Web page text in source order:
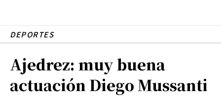
DEPORTES
Ajedrez: muy buena
actuación Diego Mussanti